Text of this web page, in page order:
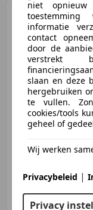
Tooniek Automotive
niet
informatie
contact
door de
slaan en deze
hergebruiken
te vullen.
cookies/tools
geheel of
Wij werken
Privacybeleid |
Privacy